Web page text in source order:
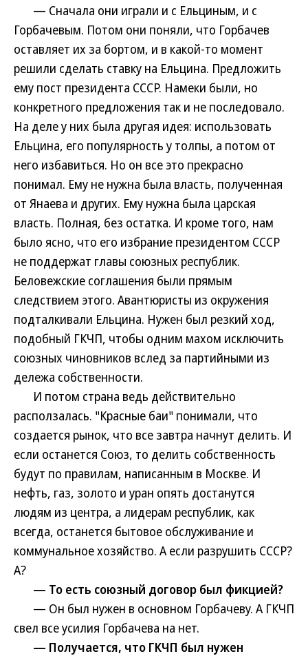
— Сначала они играли и с Ельциным, и с
Горбачевым. Потом они поняли, что Горбачев
оставляет их за бортом, и в какой-то момент
решили сделать ставку на Ельцина. Предложить
ему пост президента СССР. Намеки были, но
конкретного предложения так и не последовало.
На деле у них была другая идея: использовать
Ельцина, его популярность у толпы, а потом от
него избавиться. Но он все это прекрасно
понимал. Ему не нужна была власть, полученная
от Янаева и других. Ему нужна была царская
власть. Полная, без остатка. И кроме того, нам
было ясно, что его избрание президентом СССР
не поддержат главы союзных республик.
Беловежские соглашения были прямым
следствием этого. Авантюристы из окружения
подталкивали Ельцина. Нужен был резкий ход,
подобный ГКЧП, чтобы одним махом исключить
союзных чиновников вслед за партийными из
дележа собственности.
И потом страна ведь действительно
расползалась. "Красные баи" понимали, что
создается рынок, что все завтра начнут делить. И
если останется Союз, то делить собственность
будут по правилам, написанным в Москве. И
нефть, газ, золото и уран опять достанутся
людям из центра, а лидерам республик, как
всегда, останется бытовое обслуживание и
коммунальное хозяйство. А если разрушить СССР?
А?
— То есть союзный договор был фикцией?
— Он был нужен в основном Горбачеву. А ГКЧП
свел все усилия Горбачева на нет.
— Получается, что ГКЧП был нужен